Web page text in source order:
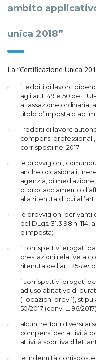
ambito
unica 2018”
La “Certificazione Unica
i redditi di lavoro
agli artt. 49 e 50 del
a tassazione ordinaria,
titolo d’imposta o ad
i redditi di lavoro
compensi
corrisposti nel 2017;
le provvigioni,
anche occasionali,
agenzia, di
di procacciamento
alla ritenuta di cui
le provvigioni derivanti
del DLgs. 31.3.98 n.
d’imposta;
i corrispettivi erogati
prestazioni relative a
ritenuta dell’art. 25-ter
i corrispettivi erogati
ad uso abitativo di
(“locazioni brevi”),
50/2017 (conv. L. 96/
alcuni redditi diversi ai
compensi per attività
attività sportiva
le indennità